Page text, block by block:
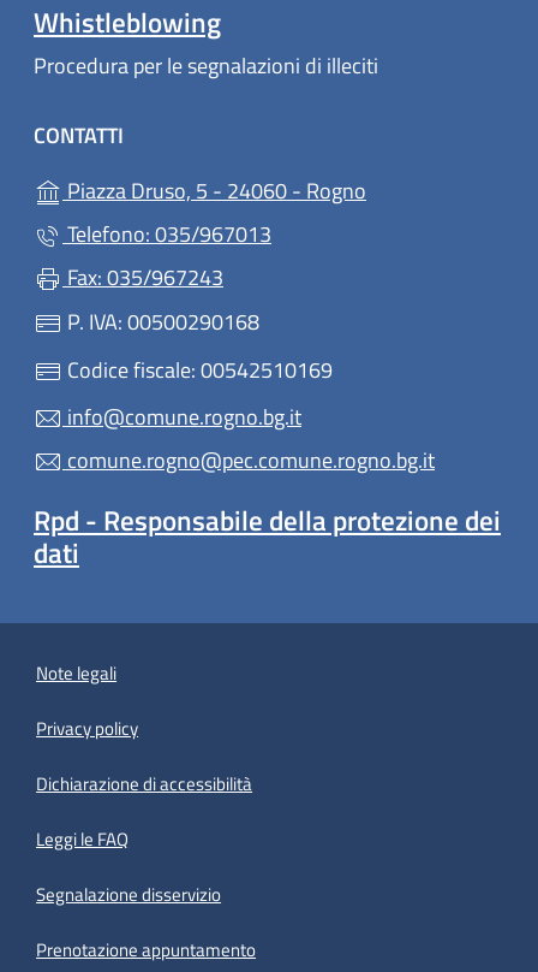
Whistleblowing
Procedura per le segnalazioni di illeciti
CONTATTI
Piazza Druso, 5 - 24060 - Rogno
Telefono: 035/967013
Fax: 035/967243
P. IVA: 00500290168
Codice fiscale: 00542510169
info@comune.rogno.bg.it
comune.rogno@pec.comune.rogno.bg.it
Rpd - Responsabile della protezione dei
dati
Note legali
Privacy policy
Dichiarazione di accessibilità
Leggi le FAQ
Segnalazione disservizio
Prenotazione appuntamento